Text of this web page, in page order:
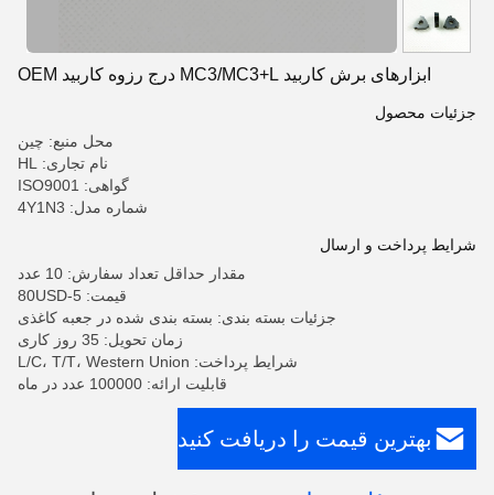
ابزارهای برش کاربید MC3/MC3+L درج رزوه کاربید OEM
جزئیات محصول
محل منبع: چین
نام تجاری: HL
گواهی: ISO9001
شماره مدل: 4Y1N3
شرایط پرداخت و ارسال
مقدار حداقل تعداد سفارش: 10 عدد
قیمت: 5-80USD
جزئیات بسته بندی: بسته بندی شده در جعبه کاغذی
زمان تحویل: 35 روز کاری
شرایط پرداخت: L/C، T/T، Western Union
قابلیت ارائه: 100000 عدد در ماه
بهترین قیمت را دریافت کنید